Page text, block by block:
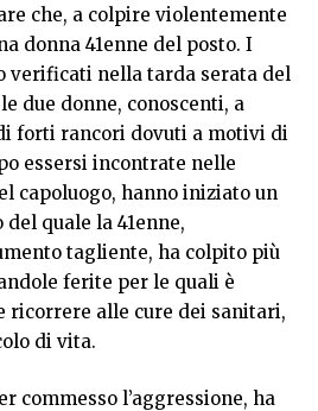
che, a colpire violentemente
donna 41enne del posto. I
verificati nella tarda serata del
due donne, conoscenti, a
forti rancori dovuti a motivi di
essersi incontrate nelle
capoluogo, hanno iniziato un
quale la 41enne,
tagliente, ha colpito più
ferite per le quali è
ricorrere alle cure dei sanitari,
di vita.
commesso l’aggressione, ha